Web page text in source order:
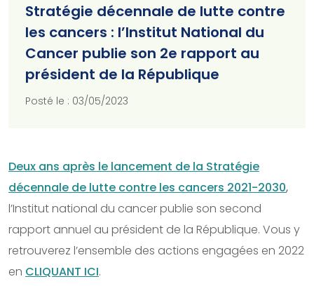
Stratégie décennale de lutte contre
les cancers : l’Institut National du
Cancer publie son 2e rapport au
président de la République
Posté le : 03/05/2023
Deux ans après le lancement de la Stratégie
décennale de lutte contre les cancers 2021-2030,
l’Institut national du cancer publie son second
rapport annuel au président de la République. Vous y
retrouverez l’ensemble des actions engagées en 2022
en CLIQUANT ICI.